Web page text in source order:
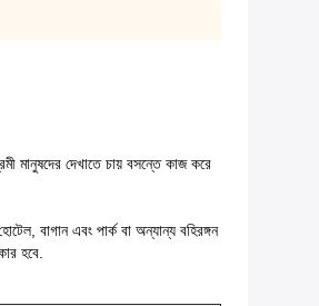
মানুষদের দেখাতে চায় বসন্তে কাজ করে
বাগান এবং পার্ক বা অন্যান্য বহিরঙ্গন
হবে.